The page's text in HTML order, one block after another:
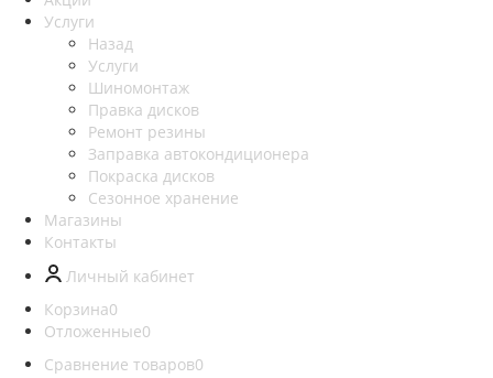
Услуги
Назад
Услуги
Шиномонтаж
Правка дисков
Ремонт резины
Заправка автокондиционера
Покраска дисков
Сезонное хранение
Магазины
Контакты
Личный кабинет
Корзина0
Отложенные0
Сравнение товаров0